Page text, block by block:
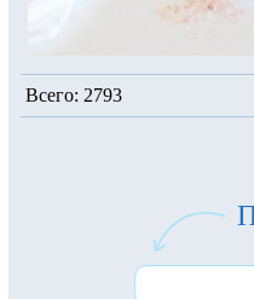
Всего: 2793